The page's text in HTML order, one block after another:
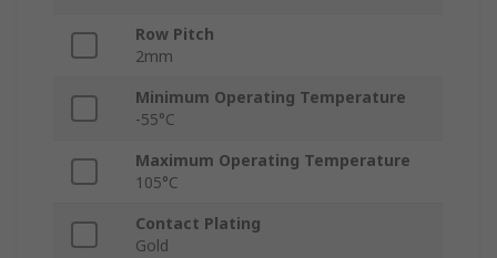
Row Pitch
2mm
Minimum Operating Temperature
-55°C
Maximum Operating Temperature
105°C
Contact Plating
Gold